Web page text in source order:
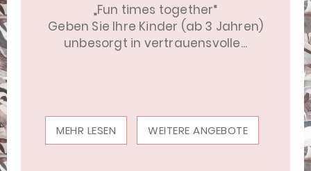
„Fun times together“
Geben Sie Ihre Kinder (ab 3 Jahren)
unbesorgt in vertrauensvolle...
MEHR LESEN WEITERE ANGEBOTE